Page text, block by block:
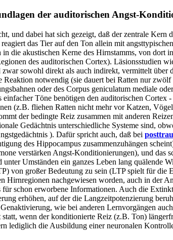
der auditorischen Angst-
und dabei hat sich gezeigt, daß der zentrale
das Tier auf den Ton allein mit
die akustischen Kerne des Hirnstamms, von
des auditorischen Cortex). Läsionsstudien
sowohl direkt als auch indirekt, vermittelt
Reaktion notwendig (sie dauert bei Ratten nur
oder des Corpus geniculatum mediale
Töne benötigen den auditorischen
(z.B. fliehen Ratten nicht mehr vor Katzen,
der bedingte Reiz zusammen mit anderen
Gedächtnis unterschiedliche Systeme sind,
). Dafür spricht auch, daß bei
des Hippocampus zusammenzuhängen
verstärken Angst-Konditionierungen), und
unter Umständen ein ganzes Leben lang quälende
von großer Bedeutung zu sein (LTP spielt für die
Hirnregionen nachgewiesen worden, auch in
für schon erworbene Informationen. Auch die
erhöhen, auf der die Langzeitpotenzierung
wie bei anderen Lernvorgängen
wenn der konditionierte Reiz (z.B. Ton)
lediglich die Ausbildung einer neuronalen